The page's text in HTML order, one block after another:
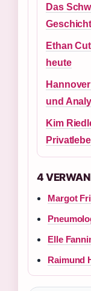
Das
Ethan
heute
und
Kim
4
Margot
Elle
Raimund